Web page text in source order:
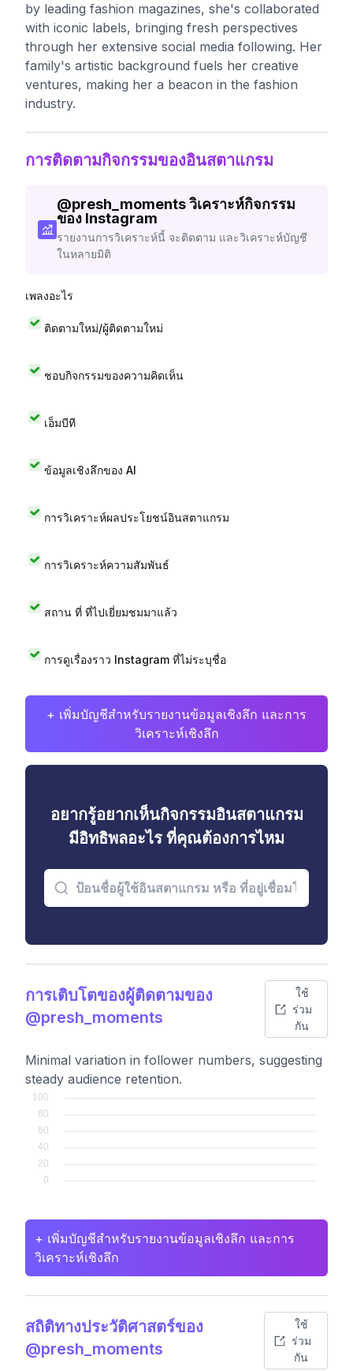
by leading fashion magazines, she's collaborated
with iconic labels, bringing fresh perspectives
through her extensive social media following. Her
family's artistic background fuels her creative
ventures, making her a beacon in the fashion
industry.
การติดตามกิจกรรมของอินสตาแกรม
@presh_moments วิเคราะห์กิจกรรม
ของ Instagram
รายงานการวิเคราะห์นี้ จะติดตาม และวิเคราะห์บัญชี
ในหลายมิติ
เพลงอะไร
ติดตามใหม่/ผู้ติดตามใหม่
ชอบกิจกรรมของความคิดเห็น
เอ็มบีที
ข้อมูลเชิงลึกของ AI
การวิเคราะห์ผลประโยชน์อินสตาแกรม
การวิเคราะห์ความสัมพันธ์
สถาน ที่ ที่ไปเยี่ยมชมมาแล้ว
การดูเรื่องราว Instagram ที่ไม่ระบุชื่อ
+ เพิ่มบัญชีสำหรับรายงานข้อมูลเชิงลึก และการ
วิเคราะห์เชิงลึก
อยากรู้อยากเห็นกิจกรรมอินสตาแกรม
มีอิทธิพลอะไร ที่คุณต้องการไหม
การเติบโตของผู้ติดตามของ
@presh_moments
ใช้
ร่วม
กัน
Minimal variation in follower numbers, suggesting
steady audience retention.
+ เพิ่มบัญชีสำหรับรายงานข้อมูลเชิงลึก และการ
วิเคราะห์เชิงลึก
สถิติทางประวัติศาสตร์ของ
@presh_moments
ใช้
ร่วม
กัน